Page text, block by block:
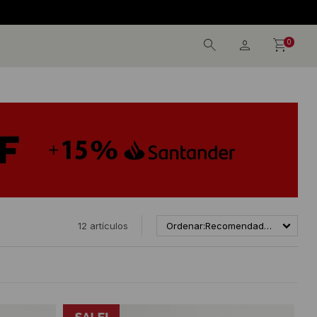
0
12 artículos Recomendados